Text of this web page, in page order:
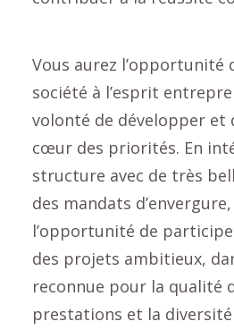
Vous aurez l’opportunité
société à l’esprit
volonté de développer et
cœur des priorités. En
structure avec de très
des mandats
l’opportunité de
des projets ambitieux,
reconnue pour la qualité
prestations et la diversité